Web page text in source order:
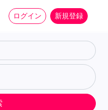
ログイン 新規登録